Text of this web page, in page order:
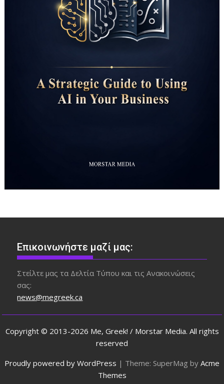
Επικοινωνήστε μαζί μας:
Στείλτε μας τα Δελτία Τύπου και τις Ανακοινώσεις
σας:
news@megreek.ca
Copyright © 2013-2026 Me, Greek! / Morstar Media. All rights
reserved
Proudly powered by WordPress | Theme: SuperMag by Acme
Themes